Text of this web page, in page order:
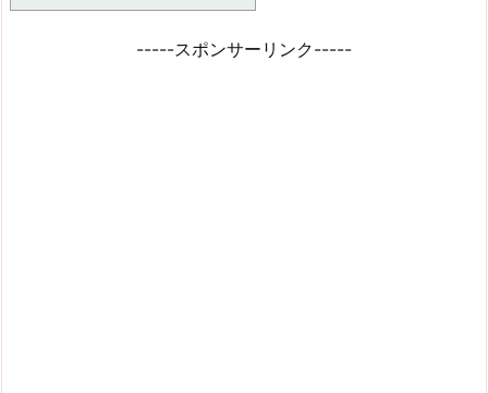
-----スポンサーリンク-----